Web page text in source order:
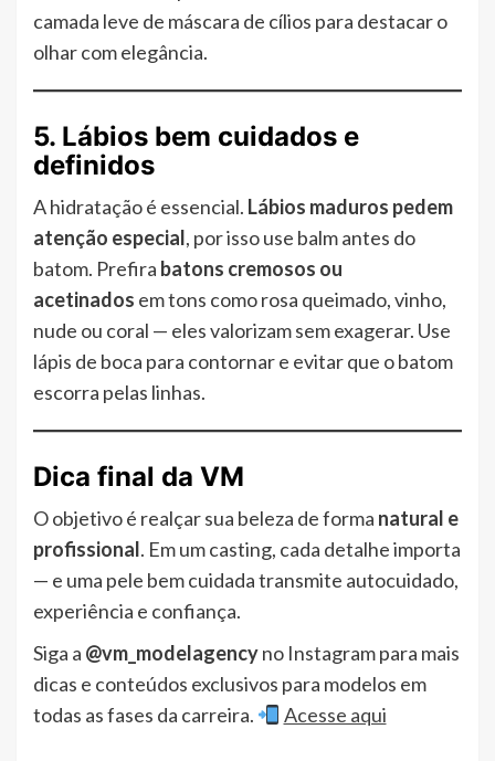
camada leve de máscara de cílios para destacar o
olhar com elegância.
5. Lábios bem cuidados e
definidos
A hidratação é essencial. Lábios maduros pedem
atenção especial, por isso use balm antes do
batom. Prefira batons cremosos ou
acetinados em tons como rosa queimado, vinho,
nude ou coral — eles valorizam sem exagerar. Use
lápis de boca para contornar e evitar que o batom
escorra pelas linhas.
Dica final da VM
O objetivo é realçar sua beleza de forma natural e
profissional. Em um casting, cada detalhe importa
— e uma pele bem cuidada transmite autocuidado,
experiência e confiança.
Siga a @vm_modelagencyno Instagram para mais
dicas e conteúdos exclusivos para modelos em
todas as fases da carreira.
Acesse aqui